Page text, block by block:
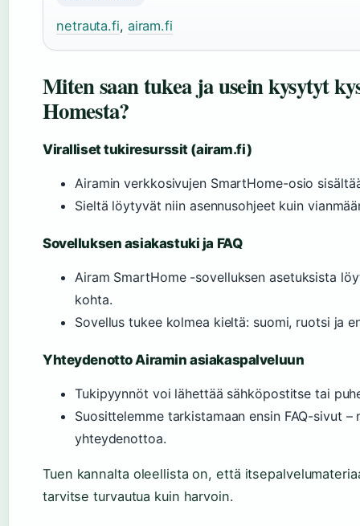
netrauta.fi, airam.fi
Miten saan tukea ja usein kysytyt
Homesta?
Viralliset tukiresurssit (airam.fi)
Airamin verkkosivujen SmartHome-osio
Sieltä löytyvät niin asennusohjeet kuin
Sovelluksen asiakastuki ja FAQ
Airam SmartHome -sovelluksen asetuksista
kohta.
Sovellus tukee kolmea kieltä: suomi, ruotsi ja
Yhteydenotto Airamin asiakaspalveluun
Tukipyynnöt voi lähettää sähköpostitse tai
Suosittelemme tarkistamaan ensin FAQ-sivut
yhteydenottoa.
Tuen kannalta oleellista on, että
tarvitse turvautua kuin harvoin.